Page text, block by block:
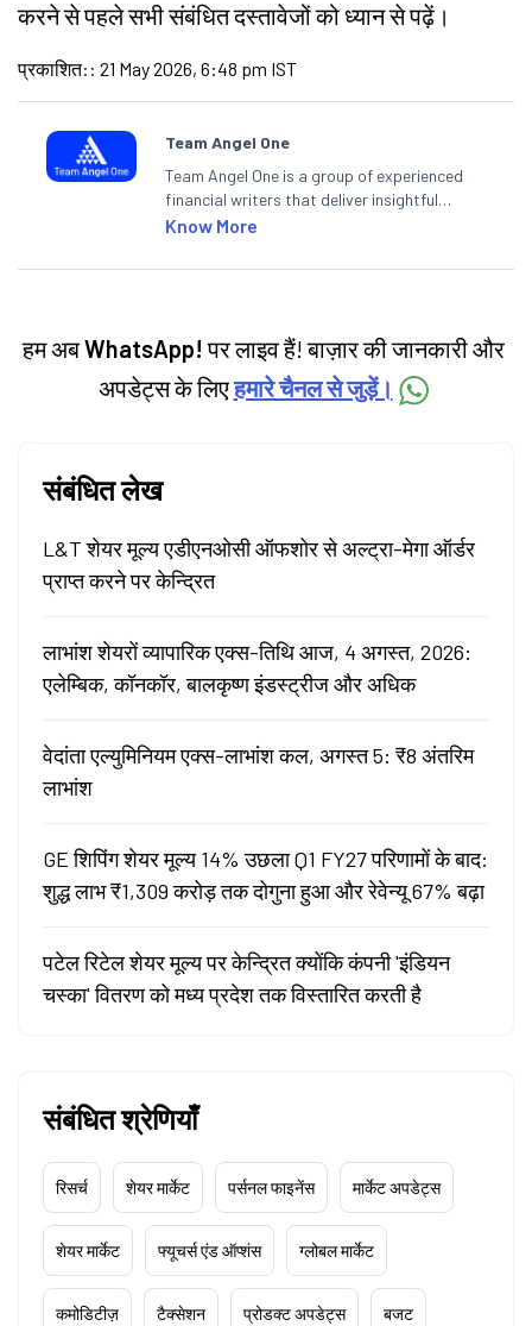
करने से पहले सभी संबंधित दस्तावेजों को ध्यान से पढ़ें।
प्रकाशित: : 21 May 2026, 6:48 pm IST
Team Angel One
Team Angel One is a group of experienced
financial writers that deliver insightful
articles on the stock market, IPO, economy,
categories.
Know More
हम अबWhatsApp! पर लाइव हैं! बाज़ार की जानकारी और
अपडेट्स के लिएहमारे चैनल से जुड़ें।
संबंधित लेख
L&T शेयर मूल्य एडीएनओसी ऑफशोर से अल्ट्रा-मेगा ऑर्डर
प्राप्त करने पर केन्द्रित
लाभांश शेयरों व्यापारिक एक्स-तिथि आज, 4 अगस्त, 2026:
एलेम्बिक, कॉनकॉर, बालकृष्ण इंडस्ट्रीज और अधिक
वेदांता एल्युमिनियम एक्स-लाभांश कल, अगस्त 5: ₹8 अंतरिम
लाभांश
GE शिपिंग शेयर मूल्य 14% उछला Q1 FY27 परिणामों के बाद:
शुद्ध लाभ ₹1,309 करोड़ तक दोगुना हुआ और रेवेन्यू 67% बढ़ा
पटेल रिटेल शेयर मूल्य पर केन्द्रित क्योंकि कंपनी 'इंडियन
चस्का' वितरण को मध्य प्रदेश तक विस्तारित करती है
संबंधित श्रेणियाँ
रिसर्च शेयर मार्केट पर्सनल फाइनेंस मार्केट अपडेट्स
शेयर मार्केट फ्यूचर्स एंड ऑप्शंस ग्लोबल मार्केट
कमोडिटीज़ टैक्सेशन प्रोडक्ट अपडेट्स बजट